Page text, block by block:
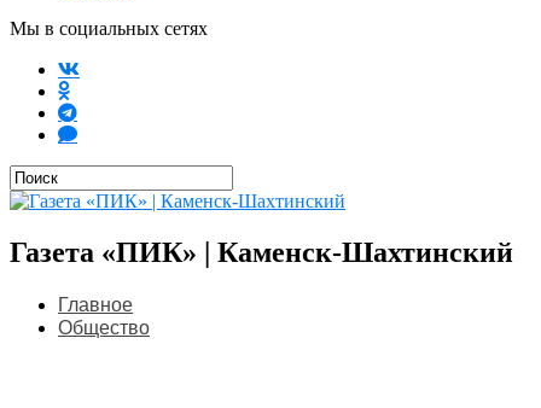
Мы в социальных сетях
Газета «ПИК» | Каменск-Шахтинский
Главное
Общество